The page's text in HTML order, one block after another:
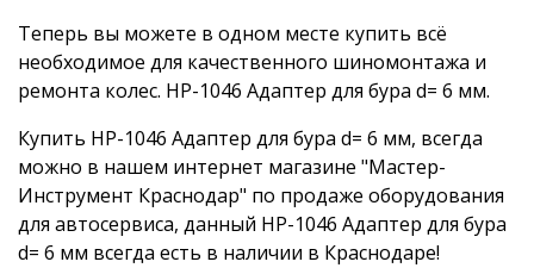
Теперь вы можете в одном месте купить всё
необходимое для качественного шиномонтажа и
ремонта колес. HP-1046 Адаптер для бура d= 6 мм.
Купить HP-1046 Адаптер для бура d= 6 мм, всегда
можно в нашем интернет магазине "Мастер-
Инструмент Краснодар" по продаже оборудования
для автосервиса, данный HP-1046 Адаптер для бура
d= 6 мм всегда есть в наличии в Краснодаре!